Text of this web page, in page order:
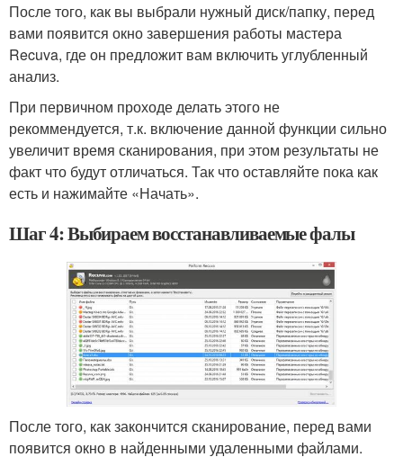
После того, как вы выбрали нужный диск/папку, перед
вами появится окно завершения работы мастера
Recuva, где он предложит вам включить углубленный
анализ.
При первичном проходе делать этого не
рекоммендуется, т.к. включение данной функции сильно
увеличит время сканирования, при этом результаты не
факт что будут отличаться. Так что оставляйте пока как
есть и нажимайте «Начать».
Шаг 4: Выбираем восстанавливаемые фалы
После того, как закончится сканирование, перед вами
появится окно в найденными удаленными файлами.